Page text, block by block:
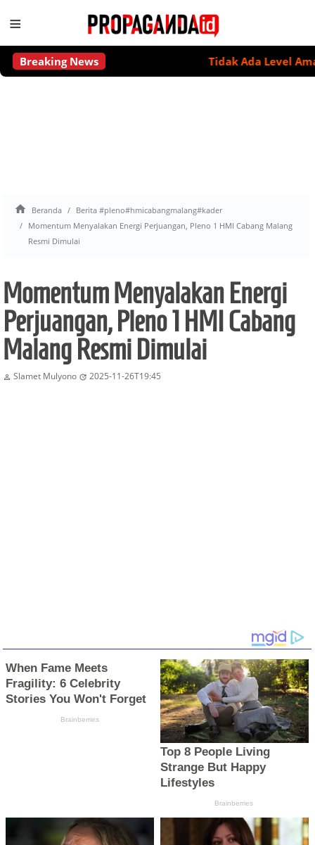
≡
Breaking News Tidak Ada Level Aman
 Beranda
Berita #pleno#hmicabangmalang#kader
Momentum Menyalakan Energi Perjuangan, Pleno 1 HMI Cabang Malang
Resmi Dimulai
Momentum Menyalakan Energi
Perjuangan, Pleno 1 HMI Cabang
Malang Resmi Dimulai
 Slamet Mulyono  2025-11-26T19:45